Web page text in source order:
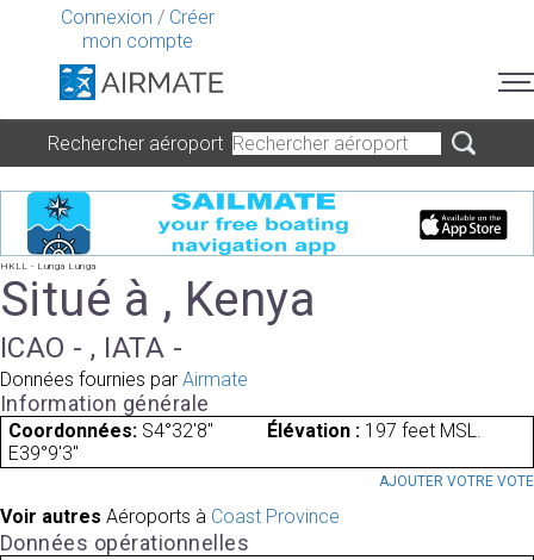
Connexion / Créer
mon compte
Rechercher aéroport
HKLL - Lunga Lunga
Situé à , Kenya
ICAO - , IATA -
Données fournies par Airmate
Information générale
Coordonnées: S4°32'8"
E39°9'3"
Élévation : 197 feet MSL.
AJOUTER VOTRE VOTE
Voir autres Aéroports à Coast Province
Données opérationnelles